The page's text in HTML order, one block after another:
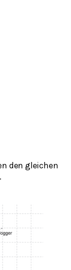
den gleichen